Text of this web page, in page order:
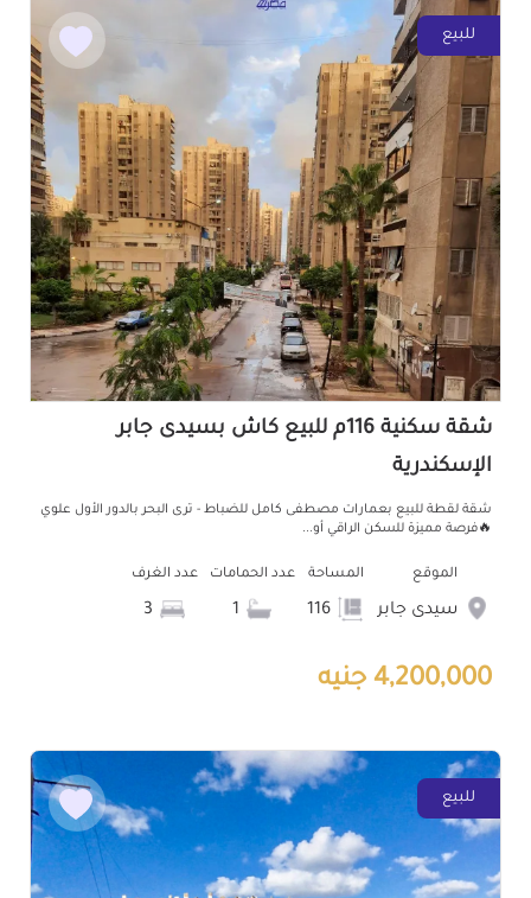
للبيع
شقة سكنية 116م للبيع كاش بسيدى جابر
الإسكندرية
شقة لقطة للبيع بعمارات مصطفى كامل للضباط - ترى البحر بالدور الأول علوي
🔥فرصة مميزة للسكن الراقي أو...
الموقع
سيدى جابر
المساحة عدد الحمامات عدد الغرف
4,200,000 جنيه
للبيع